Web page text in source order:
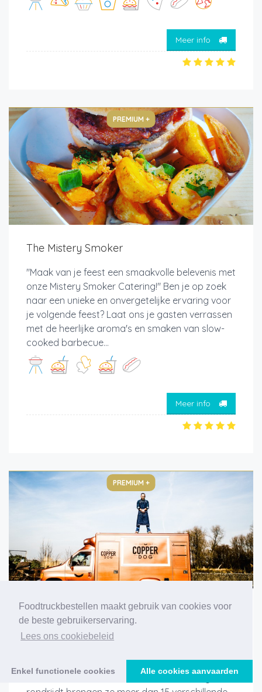
Foodtruckbestellen maakt gebruik van cookies voor
de beste gebruikerservaring.
Lees ons cookiebeleid
Enkel functionele cookies Alle cookies aanvaarden
Meer info
PREMIUM +
The Mistery Smoker
"Maak van je feest een smaakvolle belevenis met
onze Mistery Smoker Catering!" Ben je op zoek
naar een unieke en onvergetelijke ervaring voor
je volgende feest? Laat ons je gasten verrassen
met de heerlijke aroma's en smaken van slow-
cooked barbecue...
Meer info
PREMIUM +
COPPERDOG
Copperdog past perfect in het streetfoodchique